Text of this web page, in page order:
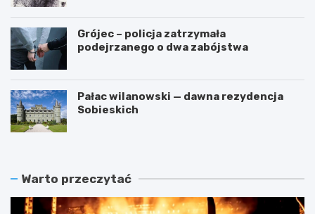
Grójec – policja zatrzymała
podejrzanego o dwa zabójstwa
Pałac wilanowski — dawna rezydencja
Sobieskich
Warto przeczytać